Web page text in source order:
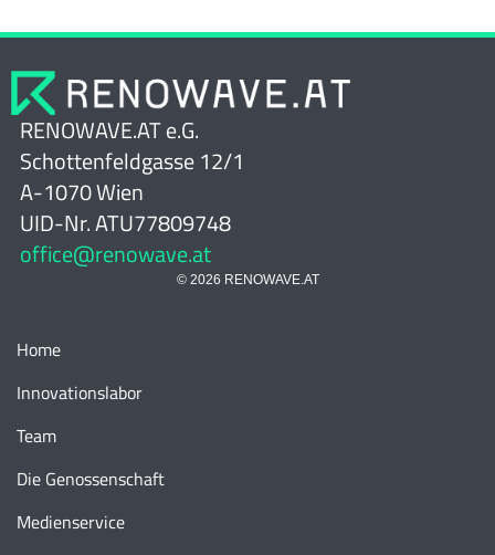
RENOWAVE.AT e.G.
Schottenfeldgasse 12/1
A-1070 Wien
UID-Nr. ATU77809748
office@renowave.at
© 2026 RENOWAVE.AT
Home
Innovationslabor
Team
Die Genossenschaft
Medienservice